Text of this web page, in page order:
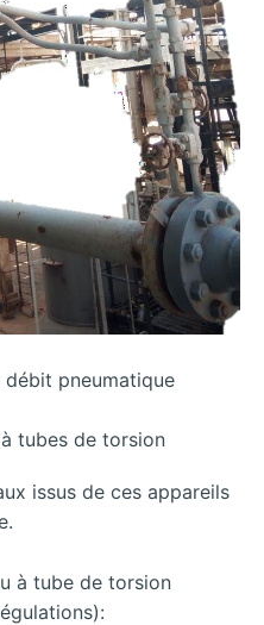
débit pneumatique
tubes de torsion
issus de ces appareils
à tube de torsion